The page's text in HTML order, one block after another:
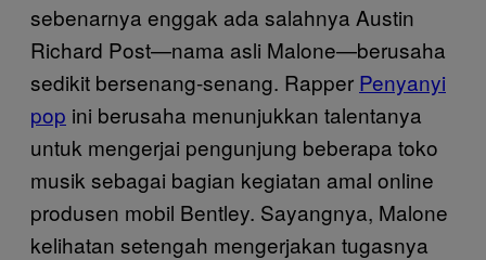
sebenarnya enggak ada salahnya Austin
Richard Post—nama asli Malone—berusaha
sedikit bersenang-senang. Rapper Penyanyi
pop ini berusaha menunjukkan talentanya
untuk mengerjai pengunjung beberapa toko
musik sebagai bagian kegiatan amal online
produsen mobil Bentley. Sayangnya, Malone
kelihatan setengah mengerjakan tugasnya